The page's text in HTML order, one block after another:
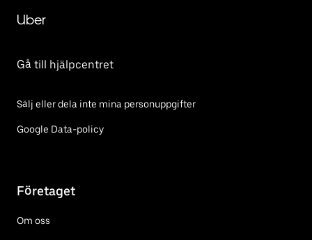
Uber
Gå till hjälpcentret
Sälj eller dela inte mina personuppgifter
Google Data-policy
Företaget
Om oss